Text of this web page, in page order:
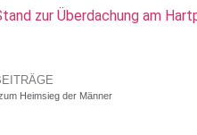
zur Überdachung am
Heimsieg der Männer